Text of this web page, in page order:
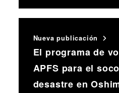
Nueva publicación
El programa de
APFS para el
desastre en